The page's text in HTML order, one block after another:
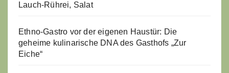
Lauch-Rührei, Salat
Ethno-Gastro vor der eigenen Haustür: Die
geheime kulinarische DNA des Gasthofs „Zur
Eiche“